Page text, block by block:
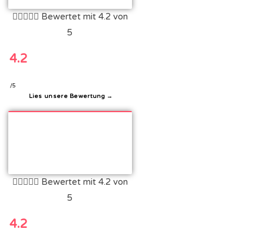
 Bewertet mit 4.2 von
5
4.2
/5
Lies unsere Bewertung →
 Bewertet mit 4.2 von
5
4.2